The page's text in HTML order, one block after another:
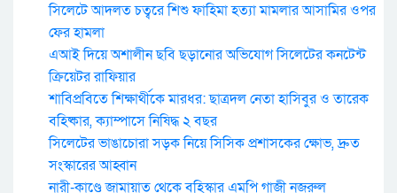
সিলেটে আদলত চত্বরে শিশু ফাহিমা হত্যা মামলার আসামির ওপর
ফের হামলা
এআই দিয়ে অশালীন ছবি ছড়ানোর অভিযোগ সিলেটের কনটেন্ট
ক্রিয়েটর রাফিয়ার
শাবিপ্রবিতে শিক্ষার্থীকে মারধর: ছাত্রদল নেতা হাসিবুর ও তারেক
বহিষ্কার, ক্যাম্পাসে নিষিদ্ধ ২ বছর
সিলেটের ভাঙাচোরা সড়ক নিয়ে সিসিক প্রশাসকের ক্ষোভ, দ্রুত
সংস্কারের আহ্বান
নারী-কাণ্ডে জামায়াত থেকে বহিস্কার এমপি গাজী নজরুল